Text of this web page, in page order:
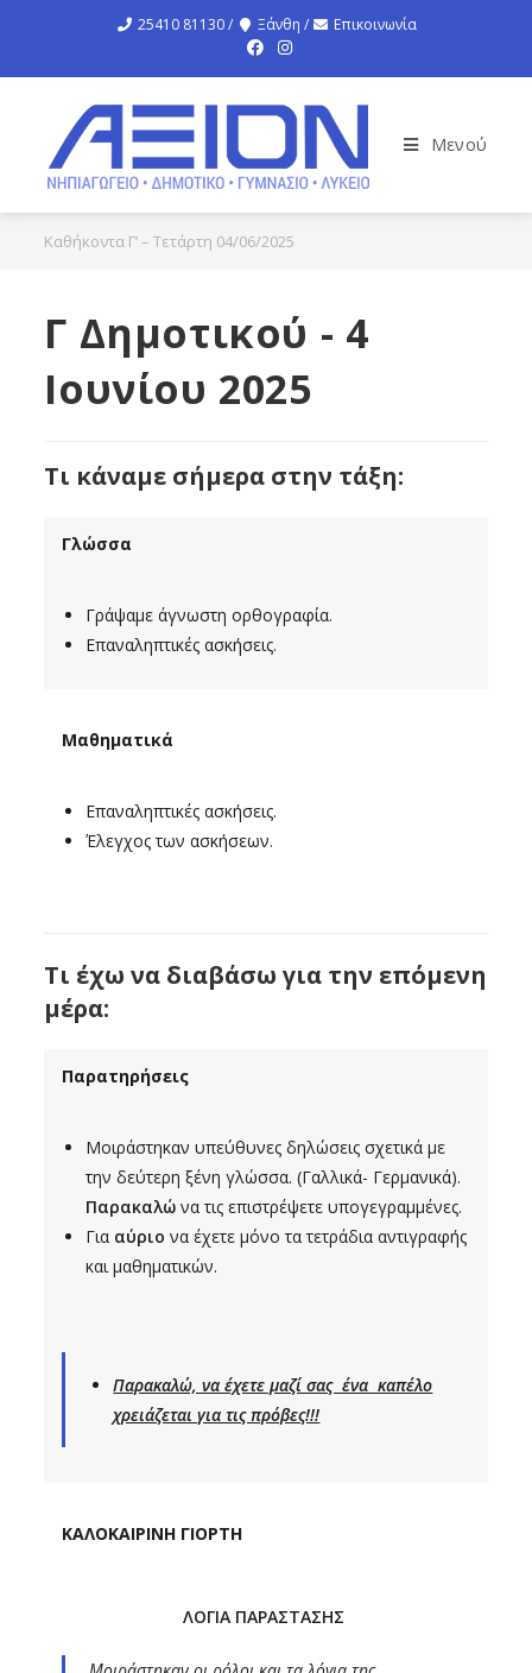
25410 81130 / Ξάνθη / Επικοινωνία
Μενού
Καθήκοντα Γ’ – Τετάρτη 04/06/2025
Γ Δημοτικού - 4
Ιουνίου 2025
Τι κάναμε σήμερα στην τάξη:
Γλώσσα
Γράψαμε άγνωστη ορθογραφία.
Επαναληπτικές ασκήσεις.
Μαθηματικά
Επαναληπτικές ασκήσεις.
Έλεγχος των ασκήσεων.
Τι έχω να διαβάσω για την επόμενη
μέρα:
Παρατηρήσεις
Μοιράστηκαν υπεύθυνες δηλώσεις σχετικά με
την δεύτερη ξένη γλώσσα. (Γαλλικά- Γερμανικά).
Παρακαλώ να τις επιστρέψετε υπογεγραμμένες.
Για αύριο να έχετε μόνο τα τετράδια αντιγραφής
και μαθηματικών.
Παρακαλώ, να έχετε μαζί σας ένα καπέλο
χρειάζεται για τις πρόβες!!!
ΚΑΛΟΚΑΙΡΙΝΗ ΓΙΟΡΤΗ
ΛΟΓΙΑ ΠΑΡΑΣΤΑΣΗΣ